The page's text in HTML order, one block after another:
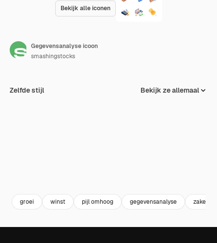
Bekijk alle iconen
Gegevensanalyse icoon
smashingstocks
Zelfde stijl Bekijk ze allemaal
groei winst pijl omhoog gegevensanalyse zaken